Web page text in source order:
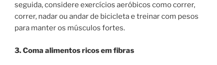
seguida, considere exercícios aeróbicos como correr,
correr, nadar ou andar de bicicleta e treinar com pesos
para manter os músculos fortes.
3. Coma alimentos ricos em fibras